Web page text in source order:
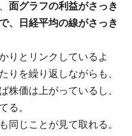
面グラフの利益がさっき
、日経平均の線がさっき
りとリンクしているよ
りを繰り返しながらも、
株価は上がっているし、
る。
同じことが見て取れる。